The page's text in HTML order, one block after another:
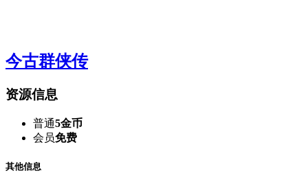
今古群侠传
资源信息
普通5金币
会员免费
其他信息